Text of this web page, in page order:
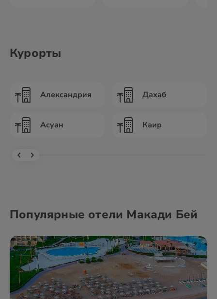
Курорты
Александрия
Асуан
Дахаб
Каир
Популярные отели Макади Бей